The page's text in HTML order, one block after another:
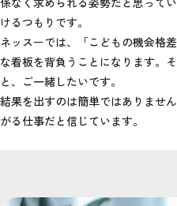
けるつもりです。
ネッスーでは、「こどもの機会格
な看板を背負うことになります。
と、ご一緒したいです。
結果を出すのは簡単ではありませ
がる仕事だと信じています。